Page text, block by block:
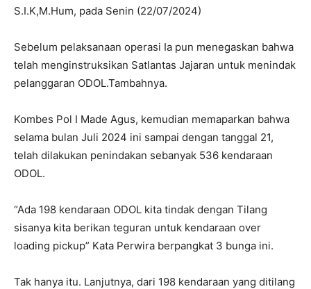
S.I.K,M.Hum, pada Senin (22/07/2024)
Sebelum pelaksanaan operasi Ia pun menegaskan bahwa
telah menginstruksikan Satlantas Jajaran untuk menindak
pelanggaran ODOL.Tambahnya.
Kombes Pol I Made Agus, kemudian memaparkan bahwa
selama bulan Juli 2024 ini sampai dengan tanggal 21,
telah dilakukan penindakan sebanyak 536 kendaraan
ODOL.
“Ada 198 kendaraan ODOL kita tindak dengan Tilang
sisanya kita berikan teguran untuk kendaraan over
loading pickup” Kata Perwira berpangkat 3 bunga ini.
Tak hanya itu. Lanjutnya, dari 198 kendaraan yang ditilang